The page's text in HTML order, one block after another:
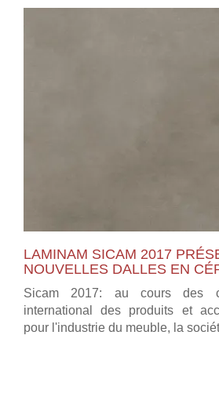
LAMINAM SICAM 2017
NOUVELLES DALLES EN
Sicam 2017: au cours des
international des produits et
pour l'industrie du meuble, la